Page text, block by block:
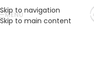
Skip to navigation
Skip to main content
MENÚ